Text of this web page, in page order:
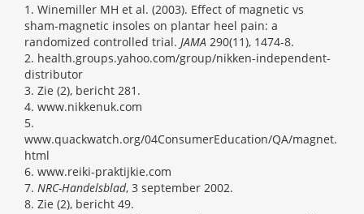
1. Winemiller MH et al. (2003). Effect of magnetic vs
sham-magnetic insoles on plantar heel pain: a
randomized controlled trial. JAMA 290(11), 1474-8.
2. health.groups.yahoo.com/group/nikken-independent-
distributor
3. Zie (2), bericht 281.
4. www.nikkenuk.com
5.
www.quackwatch.org/04ConsumerEducation/QA/magnet.
html
6. www.reiki-praktijkie.com
7. NRC-Handelsblad, 3 september 2002.
8. Zie (2), bericht 49.